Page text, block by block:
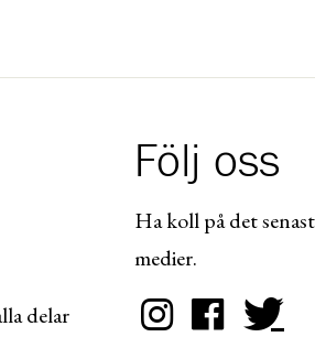
delar
Följ oss
Ha koll på det
medier.